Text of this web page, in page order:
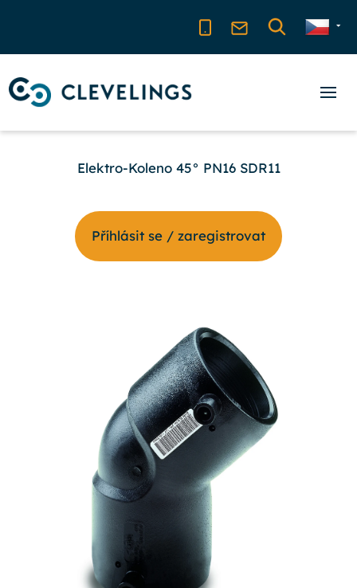
Elektro-Koleno 45° PN16 SDR11
Příhlásit se / zaregistrovat